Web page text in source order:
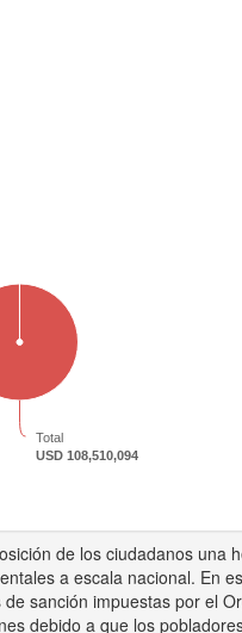
Total
USD 108,510,094
de los ciudadanos una
a escala nacional. En
sanción impuestas por el
debido a que los